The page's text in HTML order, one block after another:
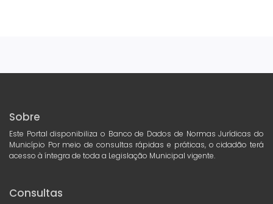
Sobre
Este Portal disponibiliza o Banco de Dados de Normas Jurídicas do
Município Por meio de consultas rápidas e práticas, o cidadão terá
acesso à íntegra de toda a Legislação Municipal vigente.
Consultas